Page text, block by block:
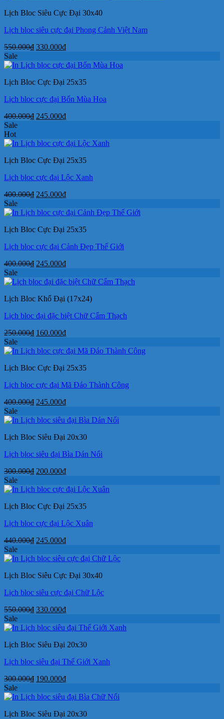
245.000₫.
Lịch Bloc Siêu Cực Đại 30x40
Lịch bloc siêu cực đại Phong Cảnh Việt Nam
550.000₫ Giá
là:
330.000₫Giá
tại
330.000₫.
Sale
Lịch Bloc Cực Đại 25x35
Lịch bloc cực đại Bốn Mùa Hoa
400.000₫ Giá
400.000₫.
245.000₫Giá
là:
Sale
Hot
Lịch Bloc Cực Đại 25x35
Lịch bloc cực đại Lộc Xanh
400.000₫ Giá
là:
245.000₫Giá
tại
245.000₫.
Sale
Lịch Bloc Cực Đại 25x35
Lịch bloc cực đại Cảnh Đẹp Thế Giới
400.000₫ Giá
là:
245.000₫Giá
tại
245.000₫.
Sale
Lịch Bloc Khổ Đại (17x24)
Lịch bloc đại đặc biệt Chữ Cẩm Thạch
250.000₫ Giá
là:
160.000₫Giá
tại
160.000₫.
Sale
Lịch Bloc Cực Đại 25x35
Lịch bloc cực đại Mã Đáo Thành Công
400.000₫ Giá
là:
245.000₫Giá
tại
245.000₫.
Sale
Lịch Bloc Siêu Đại 20x30
Lịch bloc siêu đại Bìa Dán Nổi
300.000₫ Giá
là:
200.000₫Giá
tại
200.000₫.
Sale
Lịch Bloc Cực Đại 25x35
Lịch bloc cực đại Lộc Xuân
440.000₫ Giá
là:
245.000₫Giá
tại
245.000₫.
Sale
Lịch Bloc Siêu Cực Đại 30x40
Lịch bloc siêu cực đại Chữ Lộc
550.000₫ Giá
là:
330.000₫Giá
tại
330.000₫.
Sale
Lịch Bloc Siêu Đại 20x30
Lịch bloc siêu đại Thế Giới Xanh
300.000₫ Giá
là:
190.000₫Giá
tại
190.000₫.
Sale
Lịch Bloc Siêu Đại 20x30